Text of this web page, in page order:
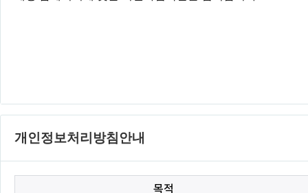
개인정보처리방침안내
목적